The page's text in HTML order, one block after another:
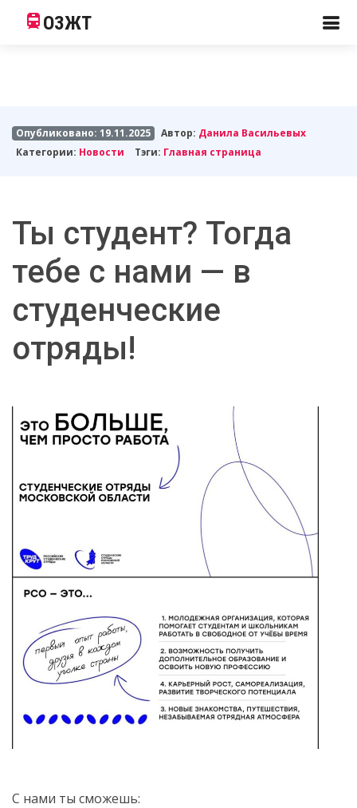
ОЗЖТ
Опубликовано: 19.11.2025 Автор: Данила Васильевых
Категории: Новости Тэги: Главная страница
Ты студент? Тогда
тебе с нами — в
студенческие
отряды!
С нами ты сможешь: